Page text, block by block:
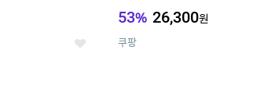
좋
53% 26,300원
쿠팡